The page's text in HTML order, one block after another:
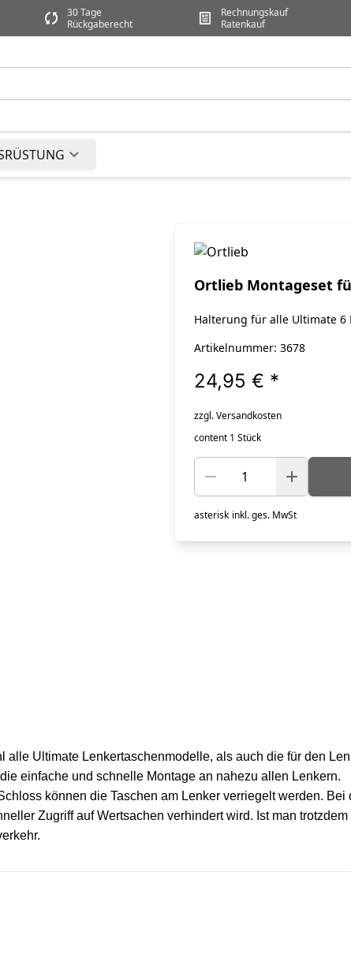
30 Tage
Rückgaberecht
Rechnungskauf
Ratenkauf
Ortlieb Montageset
Halterung für alle Ultimate 6
Artikelnummer: 3678
24,95 € *
zzgl. Versandkosten
content 1 Stück
asterisk inkl. ges. MwSt
Ultimate Lenkertaschenmodelle, als auch die für den
einfache und schnelle Montage an nahezu allen Lenkern.
können die Taschen am Lenker verriegelt werden.
Zugriff auf Wertsachen verhindert wird. Ist man